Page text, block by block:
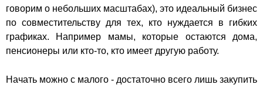
говорим о небольших масштабах), это идеальный бизнес
по совместительству для тех, кто нуждается в гибких
графиках. Например мамы, которые остаются дома,
пенсионеры или кто-то, кто имеет другую работу.
Начать можно с малого - достаточно всего лишь закупить